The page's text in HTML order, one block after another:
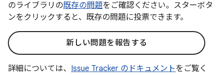
のライブラリの既存の問題をご確認ください。スターボタ
ンをクリックすると、既存の問題に投票できます。
新しい問題を報告する
詳細については、 Issue Tracker のドキュメントをご覧く